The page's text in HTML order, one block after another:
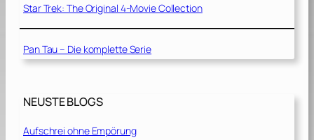
Star Trek: The Original 4-Movie Collection
Pan Tau – Die komplette Serie
NEUSTE BLOGS
Aufschrei ohne Empörung